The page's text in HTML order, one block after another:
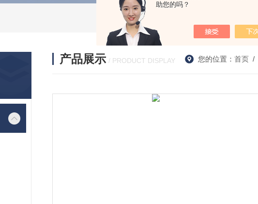
助您的吗？
产品展示 / PRODUCT DISPLAY 您的位置： 首页/